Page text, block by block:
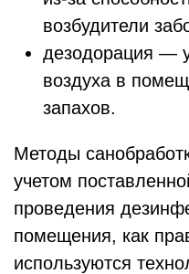
возбудители
дезодорация —
воздуха в
запахов.
Методы
учетом
проведения
помещения, как
используются